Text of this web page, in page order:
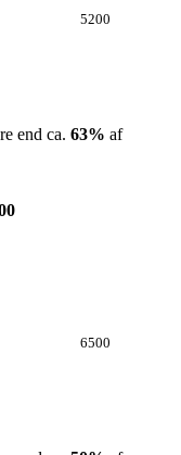
5200
end ca. 63% af
6500